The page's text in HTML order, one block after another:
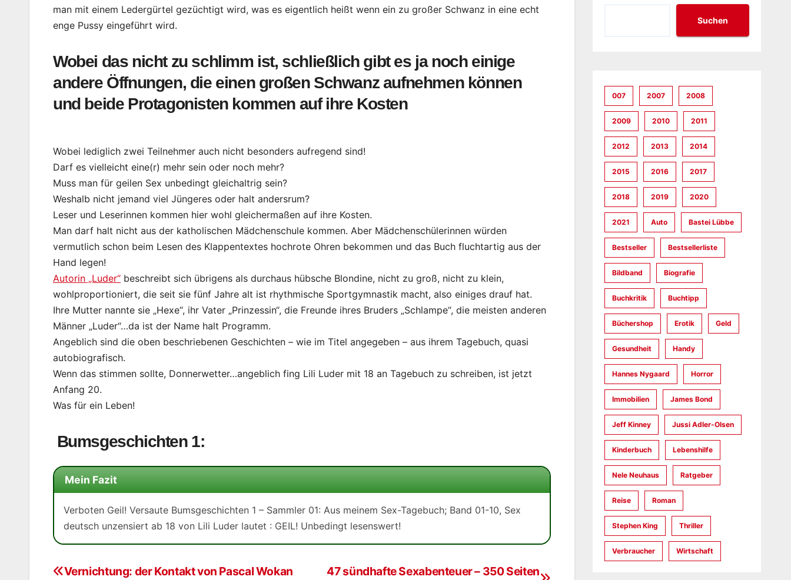
man mit einem Ledergürtel gezüchtigt wird, was es eigentlich heißt wenn ein zu großer Schwanz in eine echt
enge Pussy eingeführt wird.
Wobei das nicht zu schlimm ist, schließlich gibt es ja noch einige
andere Öffnungen, die einen großen Schwanz aufnehmen können
und beide Protagonisten kommen auf ihre Kosten
Wobei lediglich zwei Teilnehmer auch nicht besonders aufregend sind!
Darf es vielleicht eine(r) mehr sein oder noch mehr?
Muss man für geilen Sex unbedingt gleichaltrig sein?
Weshalb nicht jemand viel Jüngeres oder halt andersrum?
Leser und Leserinnen kommen hier wohl gleichermaßen auf ihre Kosten.
Man darf halt nicht aus der katholischen Mädchenschule kommen. Aber Mädchenschülerinnen würden
vermutlich schon beim Lesen des Klappentextes hochrote Ohren bekommen und das Buch fluchtartig aus der
Hand legen!
Autorin „Luder“ beschreibt sich übrigens als durchaus hübsche Blondine, nicht zu groß, nicht zu klein,
wohlproportioniert, die seit sie fünf Jahre alt ist rhythmische Sportgymnastik macht, also einiges drauf hat.
Ihre Mutter nannte sie „Hexe“, ihr Vater „Prinzessin“, die Freunde ihres Bruders „Schlampe“, die meisten anderen
Männer „Luder“…da ist der Name halt Programm.
Angeblich sind die oben beschriebenen Geschichten – wie im Titel angegeben – aus ihrem Tagebuch, quasi
autobiografisch.
Wenn das stimmen sollte, Donnerwetter…angeblich fing Lili Luder mit 18 an Tagebuch zu schreiben, ist jetzt
Anfang 20.
Was für ein Leben!
Bumsgeschichten 1:
Mein Fazit
Verboten Geil! Versaute Bumsgeschichten 1 – Sammler 01: Aus meinem Sex-Tagebuch; Band 01-10, Sex
deutsch unzensiert ab 18 von Lili Luder lautet : GEIL! Unbedingt lesenswert!
47 sündhafte Sexabenteuer – 350 Seiten
Vernichtung: der Kontakt von Pascal Wokan
Suchen
007 2007 2008
2009 2010 2011
2012 2013 2014
2015 2016 2017
2018 2019 2020
2021 Auto Bastei Lübbe
Bestseller Bestsellerliste
Bildband Biografie
Buchkritik Buchtipp
Büchershop Erotik Geld
Gesundheit Handy
Hannes Nygaard Horror
Immobilien James Bond
Jeff Kinney Jussi Adler-Olsen
Kinderbuch Lebenshilfe
Nele Neuhaus Ratgeber
Reise Roman
Stephen King Thriller
Verbraucher Wirtschaft